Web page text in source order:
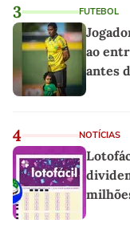
3 FUTEBOL
ao
antes
4 NOTÍCIAS